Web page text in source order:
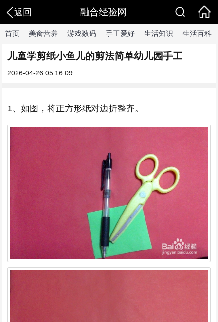
返回 融合经验网
首页 美食营养 游戏数码 手工爱好 生活知识 生活百科
儿童学剪纸小鱼儿的剪法简单幼儿园手工
2026-04-26 05:16:09
1、如图，将正方形纸对边折整齐。